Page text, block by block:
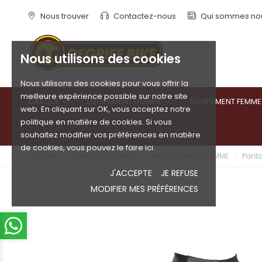
Nous utilisons des cookies
Nous utilisons des cookies pour vous offrir la
meilleure expérience possible sur notre site
web. En cliquant sur OK, vous acceptez notre
politique en matière de cookies. Si vous
souhaitez modifier vos préférences en matière
de cookies, vous pouvez le faire ici.
J'ACCEPTE
JE REFUSE
MODIFIER MES PRÉFÉRENCES
Nous trouver Contactez-nous Qui sommes
CASQUE  ÉQUIPEMENT HOMME ÉQUIPEMENT FEMME
PANTALON MOTO FEMME